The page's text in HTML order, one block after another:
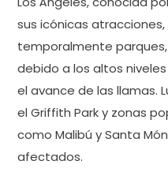
sus icónicas
temporalmente
debido a los altos
el avance de las llamas.
el Griffith Park y zonas
como Malibú y Santa
afectados.